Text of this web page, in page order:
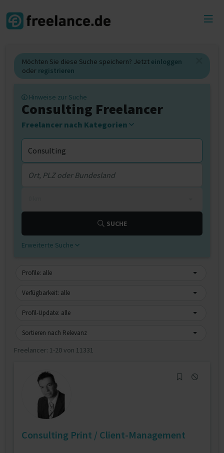
Möchten Sie diese Suche speichern? Jetzt einloggen
oder registrieren
Hinweise zur Suche
Consulting Freelancer
Freelancer nach Kategorien
SUCHE
Erweiterte Suche
Profile: alle
Verfügbarkeit: alle
Profil-Update: alle
Sortieren nach Relevanz
Freelancer: 1-20 von 11331
Consulting Print / Client-Management